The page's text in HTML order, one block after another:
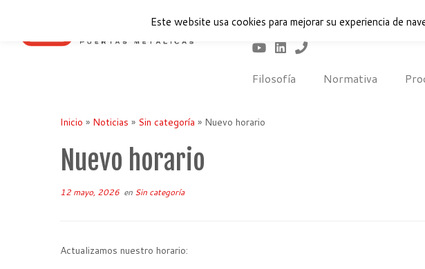
Filosofía Normativa
Inicio » Noticias » Sin categoría » Nuevo horario
Nuevo horario
12 mayo, 2026 en Sin categoría
Actualizamos nuestro horario:
Este website usa cookies para mejorar su experiencia de